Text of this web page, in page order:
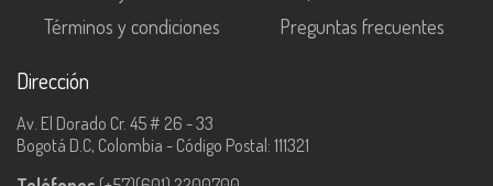
Términos y condiciones
Preguntas frecuentes
Dirección
Av. El Dorado Cr. 45 # 26 - 33
Bogotá D.C, Colombia - Código Postal: 111321